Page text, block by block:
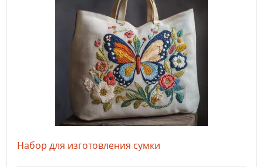
Набор для изготовления сумки